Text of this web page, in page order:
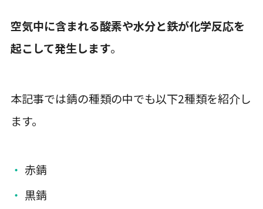
空気中に含まれる酸素や水分と鉄が化学反応を
起こして発生します。
本記事では錆の種類の中でも以下2種類を紹介し
ます。
赤錆
黒錆